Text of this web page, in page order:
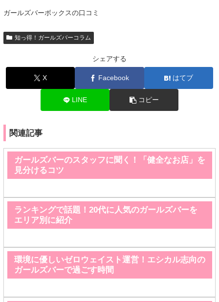
ガールズバーボックスの口コミ
知っ得！ガールズバーコラム
シェアする
X Facebook はてブ
LINE コピー
関連記事
ガールズバーのスタッフに聞く！「健全なお店」を
見分けるコツ
ランキングで話題！20代に人気のガールズバーを
エリア別に紹介
環境に優しいゼロウェイスト運営！エシカル志向の
ガールズバーで過ごす時間